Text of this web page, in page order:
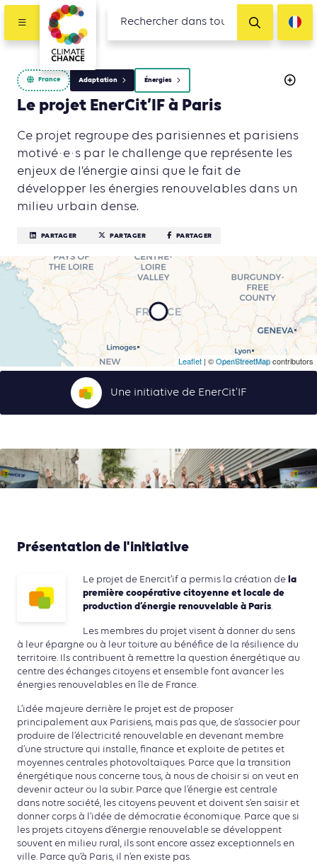
France Adaptation Énergies
Le projet EnerCit’IF à Paris
Ce projet regroupe des parisiennes et parisiens
motivé·e·s par le challenge que représente les
enjeux de l’énergie ainsi que le fait de
développer les énergies renouvelables dans un
milieu urbain dense.
PARTAGER PARTAGER PARTAGER
Leaflet | ©OpenStreetMapcontributors
Une initiative de EnerCit'IF
Présentation de l'initiative
Le projet de Enercit’if a permis la création de la
première coopérative citoyenne et locale de
production d’énergie renouvelable à Paris.
Les membres du projet visent à donner du sens
à leur épargne ou à leur toiture au bénéfice de la résilience du
territoire. Ils contribuent à remettre la question énergétique au
centre des échanges citoyens et ensemble font avancer les
énergies renouvelables en île de France.
L’idée majeure derrière le projet est de proposer
principalement aux Parisiens, mais pas que, de s’associer pour
produire de l’électricité renouvelable en devenant membre
d’une structure qui installe, finance et exploite de petites et
moyennes centrales photovoltaïques. Parce que la transition
énergétique nous concerne tous, à nous de choisir si on veut en
devenir acteur ou la subir. Parce que l’énergie est centrale
dans notre société, les citoyens peuvent et doivent s’en saisir et
donner corps à l’idée de démocratie économique. Parce que si
les projets citoyens d’énergie renouvelable se développent
souvent en milieu rural, ils sont encore assez exceptionnels en
ville. Parce qu’à Paris, il n’en existe pas.